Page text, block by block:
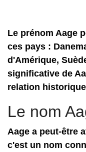
Le prénom Aage
ces pays :
d'Amérique,
significative de
relation
Le nom
Aage a peut-être
c'est un nom